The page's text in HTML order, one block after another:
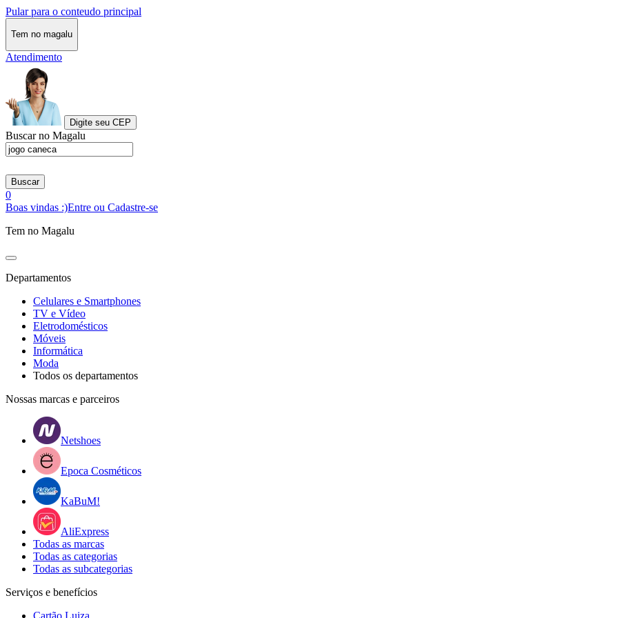
Pular para o conteudo principal
Tem no magalu
Atendimento
Digite seu CEP
Buscar no Magalu
Buscar
0
Boas vindas :)Entre ou Cadastre-se
Tem no Magalu
Departamentos
Celulares e Smartphones
TV e Vídeo
Eletrodomésticos
Móveis
Informática
Moda
Todos os departamentos
Nossas marcas e parceiros
Netshoes
Epoca Cosméticos
KaBuM!
AliExpress
Todas as marcas
Todas as categorias
Todas as subcategorias
Serviços e benefícios
Cartão Luiza